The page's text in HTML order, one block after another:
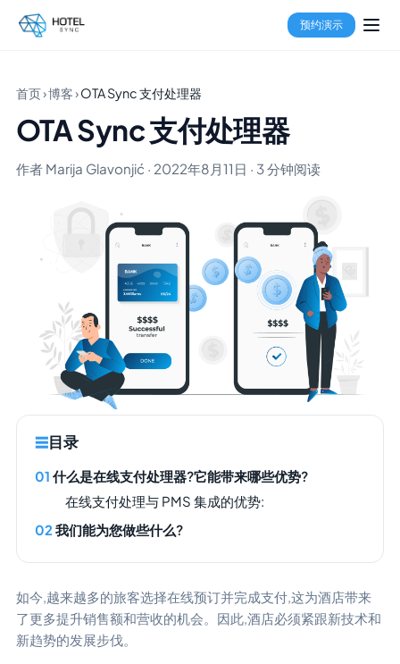
预约演示
首页›博客›OTA Sync 支付处理器
OTA Sync 支付处理器
作者 Marija Glavonjić · 2022年8月11日 · 3 分钟阅读
目录
什么是在线支付处理器?它能带来哪些优势?
在线支付处理与 PMS 集成的优势:
我们能为您做些什么?
如今,越来越多的旅客选择在线预订并完成支付,这为酒店带来
了更多提升销售额和营收的机会。因此,酒店必须紧跟新技术和
新趋势的发展步伐。